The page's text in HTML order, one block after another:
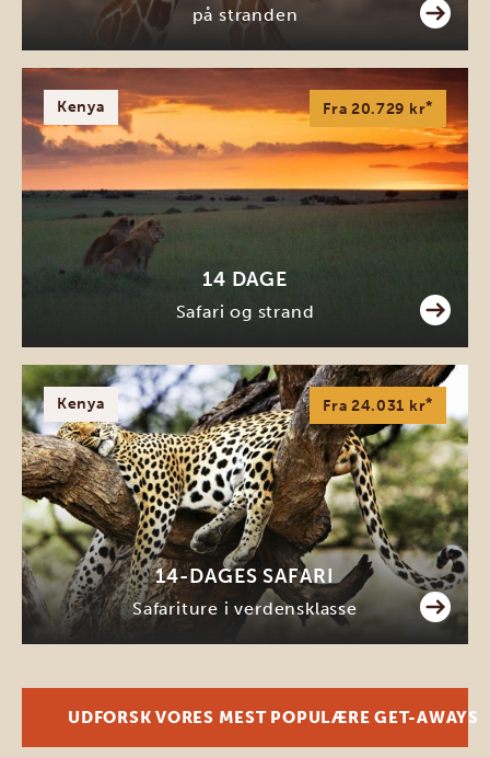
på stranden
Kenya Fra 20.729 kr*
14 DAGE
Safari og strand
Kenya Fra 24.031 kr*
14-DAGES SAFARI
Safariture i verdensklasse
UDFORSK VORES MEST POPULÆRE GET-AWAYS